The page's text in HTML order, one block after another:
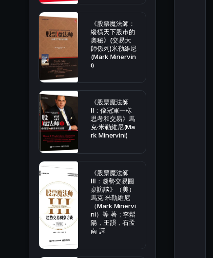
《股票魔法師：
縱橫天下股市的
奧秘》(交易大
師係列)米勒維尼
(Mark Minervin
i)
《股票魔法師
Ⅱ：像冠軍一樣
思考和交易》馬
克·米勒維尼(Ma
rk Minervini)
《股票魔法師
Ⅲ：趨勢交易圓
桌訪談》（美）
馬克·米勒維尼
（Mark Minervi
ni）等 著；李鬆
陽，王韻，石孟
南 譯